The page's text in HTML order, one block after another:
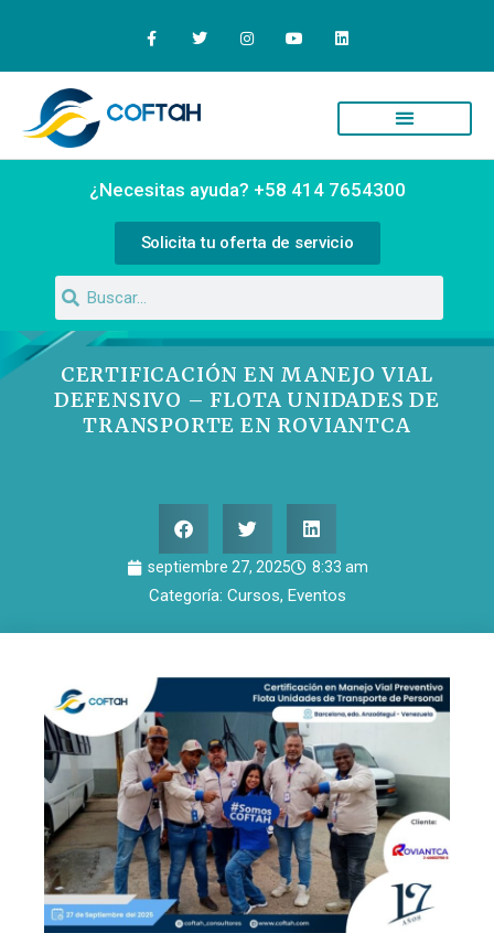
¿Necesitas ayuda? +58 414 7654300
Solicita tu oferta de servicio
CERTIFICACIÓN EN MANEJO VIAL
DEFENSIVO – FLOTA UNIDADES DE
TRANSPORTE EN ROVIANTCA
septiembre 27, 2025 8:33 am
Categoría: Cursos, Eventos